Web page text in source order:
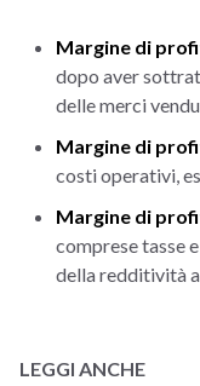
Margine di
dopo aver
delle merci
Margine di
costi operativi,
Margine di
comprese tasse
della redditività
LEGGI ANCHE